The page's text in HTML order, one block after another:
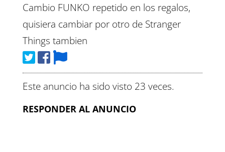
Cambio FUNKO repetido en los regalos,
quisiera cambiar por otro de Stranger
Things tambien
Este anuncio ha sido visto 23 veces.
RESPONDER AL ANUNCIO